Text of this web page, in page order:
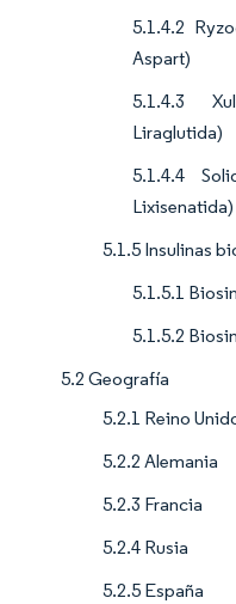
5.1.4.2
Aspart)
5.1.4.3
Liraglutida)
5.1.4.4
Lixisenatida)
5.1.5 Insulinas
5.1.5.1
5.1.5.2
5.2 Geografía
5.2.1 Reino
5.2.2 Alemania
5.2.3 Francia
5.2.4 Rusia
5.2.5 España